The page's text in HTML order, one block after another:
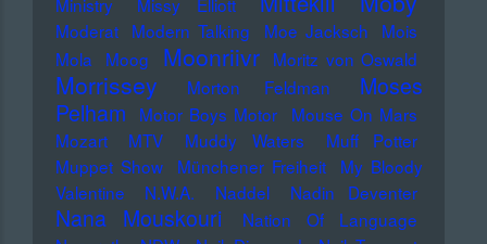
Ministry Missy Elliott
Moderat Modern Talking Moe Jacksch
Mois
Mola
Moog Moonriivr Moritz von Oswald
Morrissey Morton Feldman
Moses
Pelham
Motor Boys Motor
Mouse On Mars
Mozart
MTV Muddy Waters
Muff Potter
Muppet Show
Münchener Freiheit
My Bloody
Valentine
N.W.A. Naddel Nadin Deventer
Nana Mouskouri
Nation Of Language